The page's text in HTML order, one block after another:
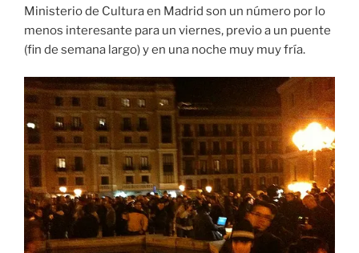
Ministerio de Cultura en Madrid son un número por lo
menos interesante para un viernes, previo a un puente
(fin de semana largo) y en una noche muy muy fría.